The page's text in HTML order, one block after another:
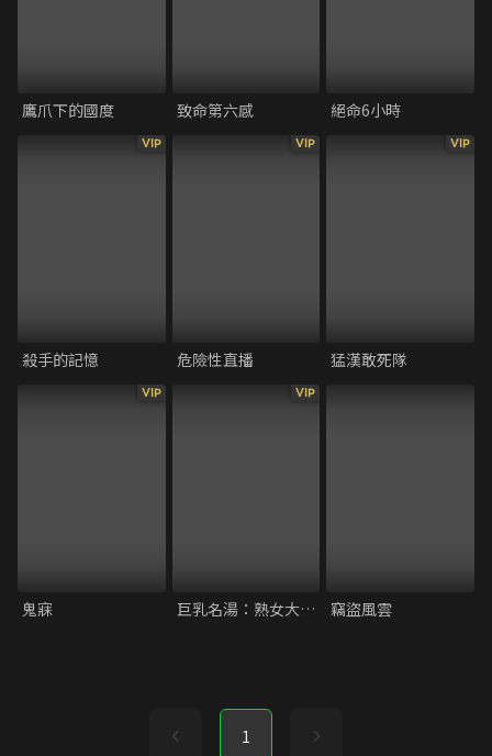
鷹爪下的國度 致命第六感 絕命6小時
VIP
殺手的記憶
VIP
危險性直播
VIP
猛漢敢死隊
VIP
鬼寐
VIP
巨乳名湯：熟女大盛宴 竊盜風雲
1